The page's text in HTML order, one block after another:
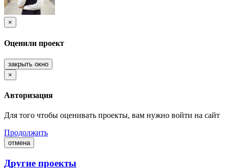
×
Оценили проект
закрыть окно
×
Авторизация
Для того чтобы оценивать проекты, вам нужно войти на сайт
Продолжить
отмена
Другие проекты